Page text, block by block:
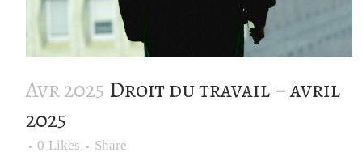
Avr 2025 Droit du travail – avril
2025
0 Likes Share